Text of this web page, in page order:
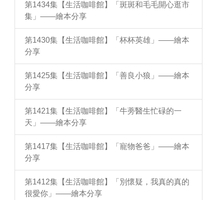
第1434集【生活咖啡館】「斑斑和毛毛開心逛市
集」——繪本分享
第1430集【生活咖啡館】「杯杯英雄」——繪本
分享
第1425集【生活咖啡館】「善良小狼」——繪本
分享
第1421集【生活咖啡館】「牛蒡醫生忙碌的一
天」——繪本分享
第1417集【生活咖啡館】「寵物爸爸」——繪本
分享
第1412集【生活咖啡館】「別懷疑，我真的真的
很愛你」——繪本分享